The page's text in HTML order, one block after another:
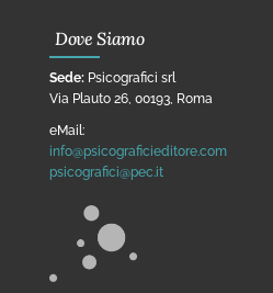
Dove Siamo
Sede: Psicografici srl
Via Plauto 26, 00193, Roma
eMail:
info@psicograficieditore.com
psicografici@pec.it